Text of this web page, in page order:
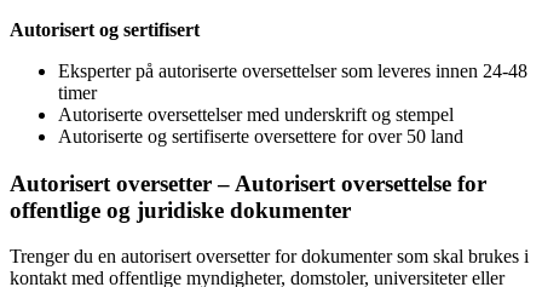
Autorisert og sertifisert
Eksperter på autoriserte oversettelser som leveres innen 24-48
timer
Autoriserte oversettelser med underskrift og stempel
Autoriserte og sertifiserte oversettere for over 50 land
Autorisert oversetter – Autorisert oversettelse for
offentlige og juridiske dokumenter
Trenger du en autorisert oversetter for dokumenter som skal brukes i
kontakt med offentlige myndigheter, domstoler, universiteter eller